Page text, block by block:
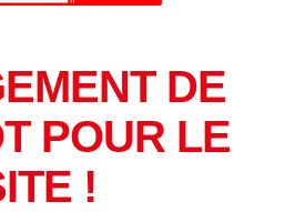
DE
POUR LE
!